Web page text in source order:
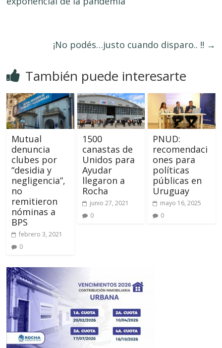
¡No podés…justo cuando disparo.. !! →
También puede interesarte
Mutual
denuncia
clubes por
“desidia y
negligencia”,
no
remitieron
nóminas a
BPS
febrero 3, 2021
0
1500
canastas de
Unidos para
Ayudar
llegaron a
Rocha
junio 27, 2021
0
PNUD:
recomendaci
ones para
políticas
públicas en
Uruguay
mayo 16, 2025
0